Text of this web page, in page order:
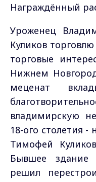
Награждённый
Уроженец
Куликов
торговые
Нижнем
меценат
владимирскую
18-ого столетия -
Тимофей
Бывшее здание
решил